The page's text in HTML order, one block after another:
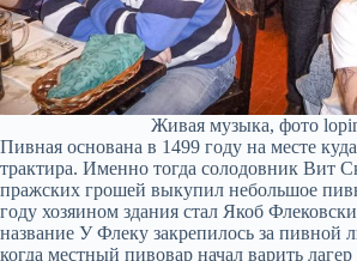
Живая музыка, фото
Пивная основана в 1499 году на месте
трактира. Именно тогда солодовник Вит
пражских грошей выкупил небольшое
году хозяином здания стал Якоб
название У Флеку закрепилось за
когда местный пивовар начал варить